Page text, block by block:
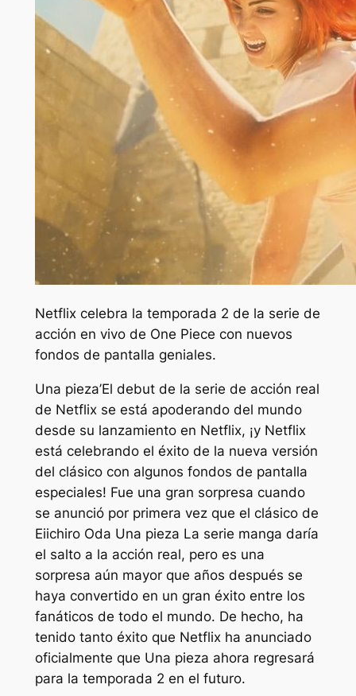
Netflix celebra la temporada 2 de la serie de
acción en vivo de One Piece con nuevos
fondos de pantalla geniales.
Una pieza’El debut de la serie de acción real
de Netflix se está apoderando del mundo
desde su lanzamiento en Netflix, ¡y Netflix
está celebrando el éxito de la nueva versión
del clásico con algunos fondos de pantalla
especiales! Fue una gran sorpresa cuando
se anunció por primera vez que el clásico de
Eiichiro Oda Una pieza La serie manga daría
el salto a la acción real, pero es una
sorpresa aún mayor que años después se
haya convertido en un gran éxito entre los
fanáticos de todo el mundo. De hecho, ha
tenido tanto éxito que Netflix ha anunciado
oficialmente que Una pieza ahora regresará
para la temporada 2 en el futuro.